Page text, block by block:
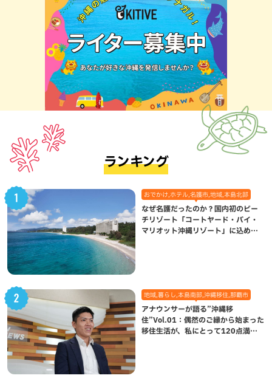
ランキング
おでかけ,ホテル,名護市,地域,本島北部
なぜ名護だったのか？国内初のビー
チリゾート「コートヤード・バイ・
マリオット沖縄リゾート」に込めら
地域,暮らし,本島南部,沖縄移住,那覇市
アナウンサーが語る”沖縄移
住”Vol.01：偶然のご縁から始まった
移住生活が、私にとって120点満点